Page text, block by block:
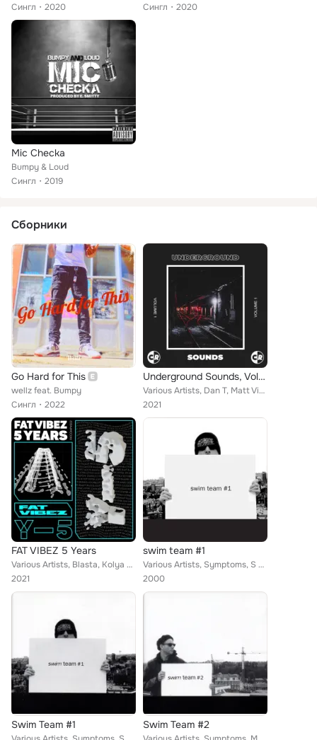
Сингл
2020
Сингл
2020
Mic Checka
Bumpy & Loud
Сингл
2019
Сборники
Go Hard for This
wellz feat. Bumpy
Сингл
2022
Underground Sounds, Vol. 01
Various Artists, Dan T, Matt Vinyl, Bumpy, Save Link As, Starkey P, Alec Soren, André Magus, Jay Ward, Brockington, Unknown Past...
2021
FAT VIBEZ 5 Years
Various Artists, Blasta, Kolya Manyu, Shenka, Baadwrk, Hyper John, Loop&Dope, Hi Top, Rico Tubbs, BUMPY, Outselect, Levice
2021
swim team #1
Various Artists, Symptoms, S Gears, Malka Spigel, Silo, Legion of Green Men, Ronnie & Clyde, Bumpy, Colin Newman, Immersion, Lob...
2000
Swim Team #1 Swim Team #2